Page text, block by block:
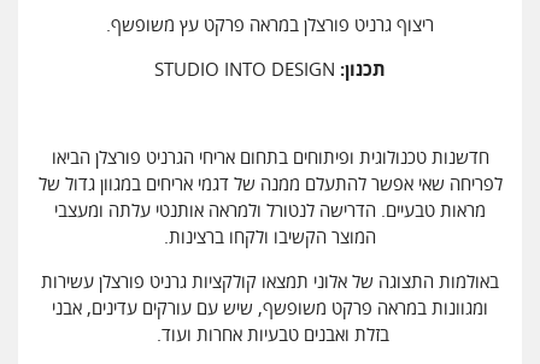
ריצוף גרניט פורצלן במראה פרקט עץ משופשף.
תכנון:
חדשנות טכנולוגית ופיתוחים בתחום אריחי הגרניט פורצלן הביאו
לפריחה שאי אפשר להתעלם ממנה של דגמי אריחים במגוון גדול של
מראות טבעיים. הדרישה לנטורל ולמראה אותנטי עלתה ומעצבי
המוצר הקשיבו ולקחו ברצינות.
באולמות התצוגה של אלוני תמצאו קולקציות גרניט פורצלן עשירות
ומגוונות במראה פרקט משופשף, שיש עם עורקים עדינים, אבני
בזלת ואבנים טבעיות אחרות ועוד.